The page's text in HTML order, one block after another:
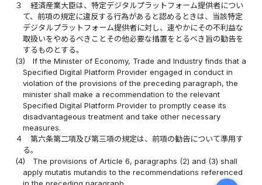
３
経済産業大臣は、特定デジタルプラットフォーム提供者につい
て、前項の規定に違反する行為があると認めるときは、当該特定
デジタルプラットフォーム提供者に対し、速やかにその不利益な
取扱いをやめるべきことその他必要な措置をとるべき旨の勧告を
するものとする。
(3)
If the Minister of Economy, Trade and Industry finds that a
Specified Digital Platform Provider engaged in conduct in
violation of the provisions of the preceding paragraph, the
minister shall make a recommendation to the relevant
Specified Digital Platform Provider to promptly cease its
disadvantageous treatment and take other necessary
measures.
４
第六条第二項及び第三項の規定は、前項の勧告について準用す
る。
(4)
The provisions of Article 6, paragraphs (2) and (3) shall
apply mutatis mutandis to the recommendations referenced